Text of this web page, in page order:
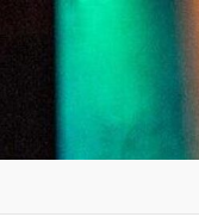
content